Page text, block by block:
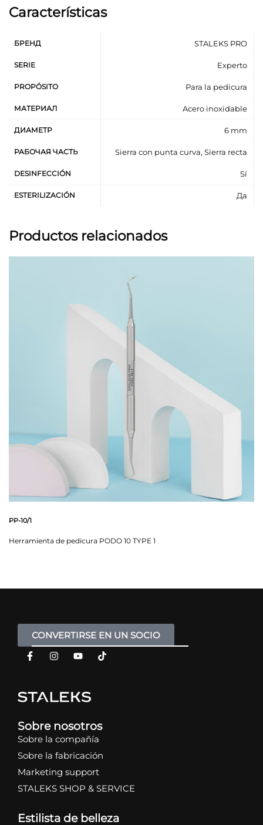
Características
БРЕНД STALEKS PRO
SERIE Experto
PROPÓSITO Para la pedicura
МАТЕРИАЛ Acero inoxidable
ДИАМЕТР 6 mm
РАБОЧАЯ ЧАСТЬ Sierra con punta curva, Sierra recta
DESINFECCIÓN Sí
ESTERILIZACIÓN Да
Productos relacionados
PP-10/1
Herramienta de pedicura PODO 10 TYPE 1
CONVERTIRSE EN UN SOCIO
Sobre nosotros
Sobre la compañía
Sobre la fabricación
Marketing support
STALEKS SHOP & SERVICE
Estilista de belleza